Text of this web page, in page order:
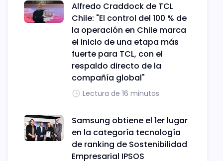
Alfredo Craddock de TCL
Chile: "El control del 100 % de
la operación en Chile marca
el inicio de una etapa más
fuerte para TCL, con el
respaldo directo de la
compañía global"
Lectura de 16 minutos
Samsung obtiene el 1er lugar
en la categoría tecnología
de ranking de Sostenibilidad
Empresarial IPSOS